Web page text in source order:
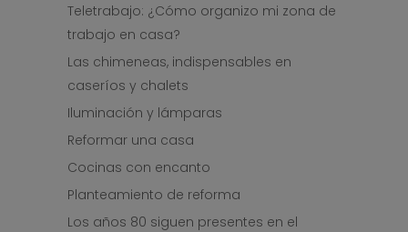
Teletrabajo: ¿Cómo organizo mi zona de
trabajo en casa?
Las chimeneas, indispensables en
caseríos y chalets
Iluminación y lámparas
Reformar una casa
Cocinas con encanto
Planteamiento de reforma
Los años 80 siguen presentes en el